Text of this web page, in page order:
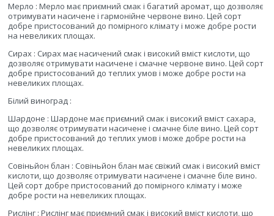
Мерло : Мерло має приємний смак і багатий аромат, що дозволяє
отримувати насичене і гармонійне червоне вино. Цей сорт
добре пристосований до помірного клімату і може добре рости
на невеликих площах.
Сирах : Сирах має насичений смак і високий вміст кислоти, що
дозволяє отримувати насичене і смачне червоне вино. Цей сорт
добре пристосований до теплих умов і може добре рости на
невеликих площах.
Білий виноград :
Шардоне : Шардоне має приємний смак і високий вміст сахара,
що дозволяє отримувати насичене і смачне біле вино. Цей сорт
добре пристосований до теплих умов і може добре рости на
невеликих площах.
Совіньйон блан : Совіньйон блан має свіжий смак і високий вміст
кислоти, що дозволяє отримувати насичене і смачне біле вино.
Цей сорт добре пристосований до помірного клімату і може
добре рости на невеликих площах.
Рислінг : Рислінг має приємний смак і високий вміст кислоти, що